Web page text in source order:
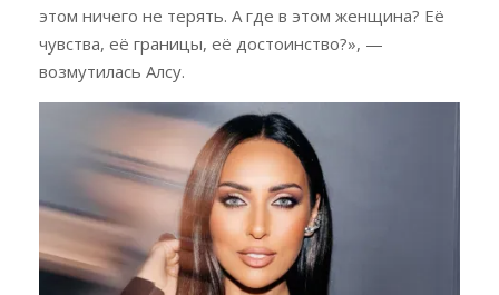
этом ничего не терять. А где в этом женщина? Её
чувства, её границы, её достоинство?», —
возмутилась Алсу.